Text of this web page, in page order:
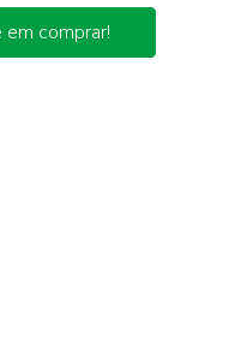
comprar!